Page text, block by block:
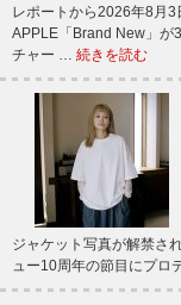
レポートから2026年8月3
APPLE「Brand New」
チャー … 続きを読む
ジャケット写真が解禁さ
ュー10周年の節目にプロ